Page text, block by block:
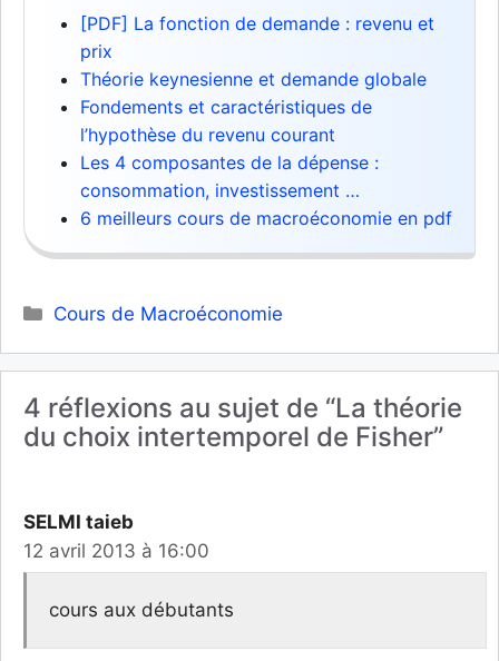
[PDF] La fonction de demande : revenu et
prix
Théorie keynesienne et demande globale
Fondements et caractéristiques de
l’hypothèse du revenu courant
Les 4 composantes de la dépense :
consommation, investissement …
6 meilleurs cours de macroéconomie en pdf
Catégories
Cours de Macroéconomie
4 réflexions au sujet de “La théorie
du choix intertemporel de Fisher”
SELMI taieb
12 avril 2013 à 16:00
cours aux débutants